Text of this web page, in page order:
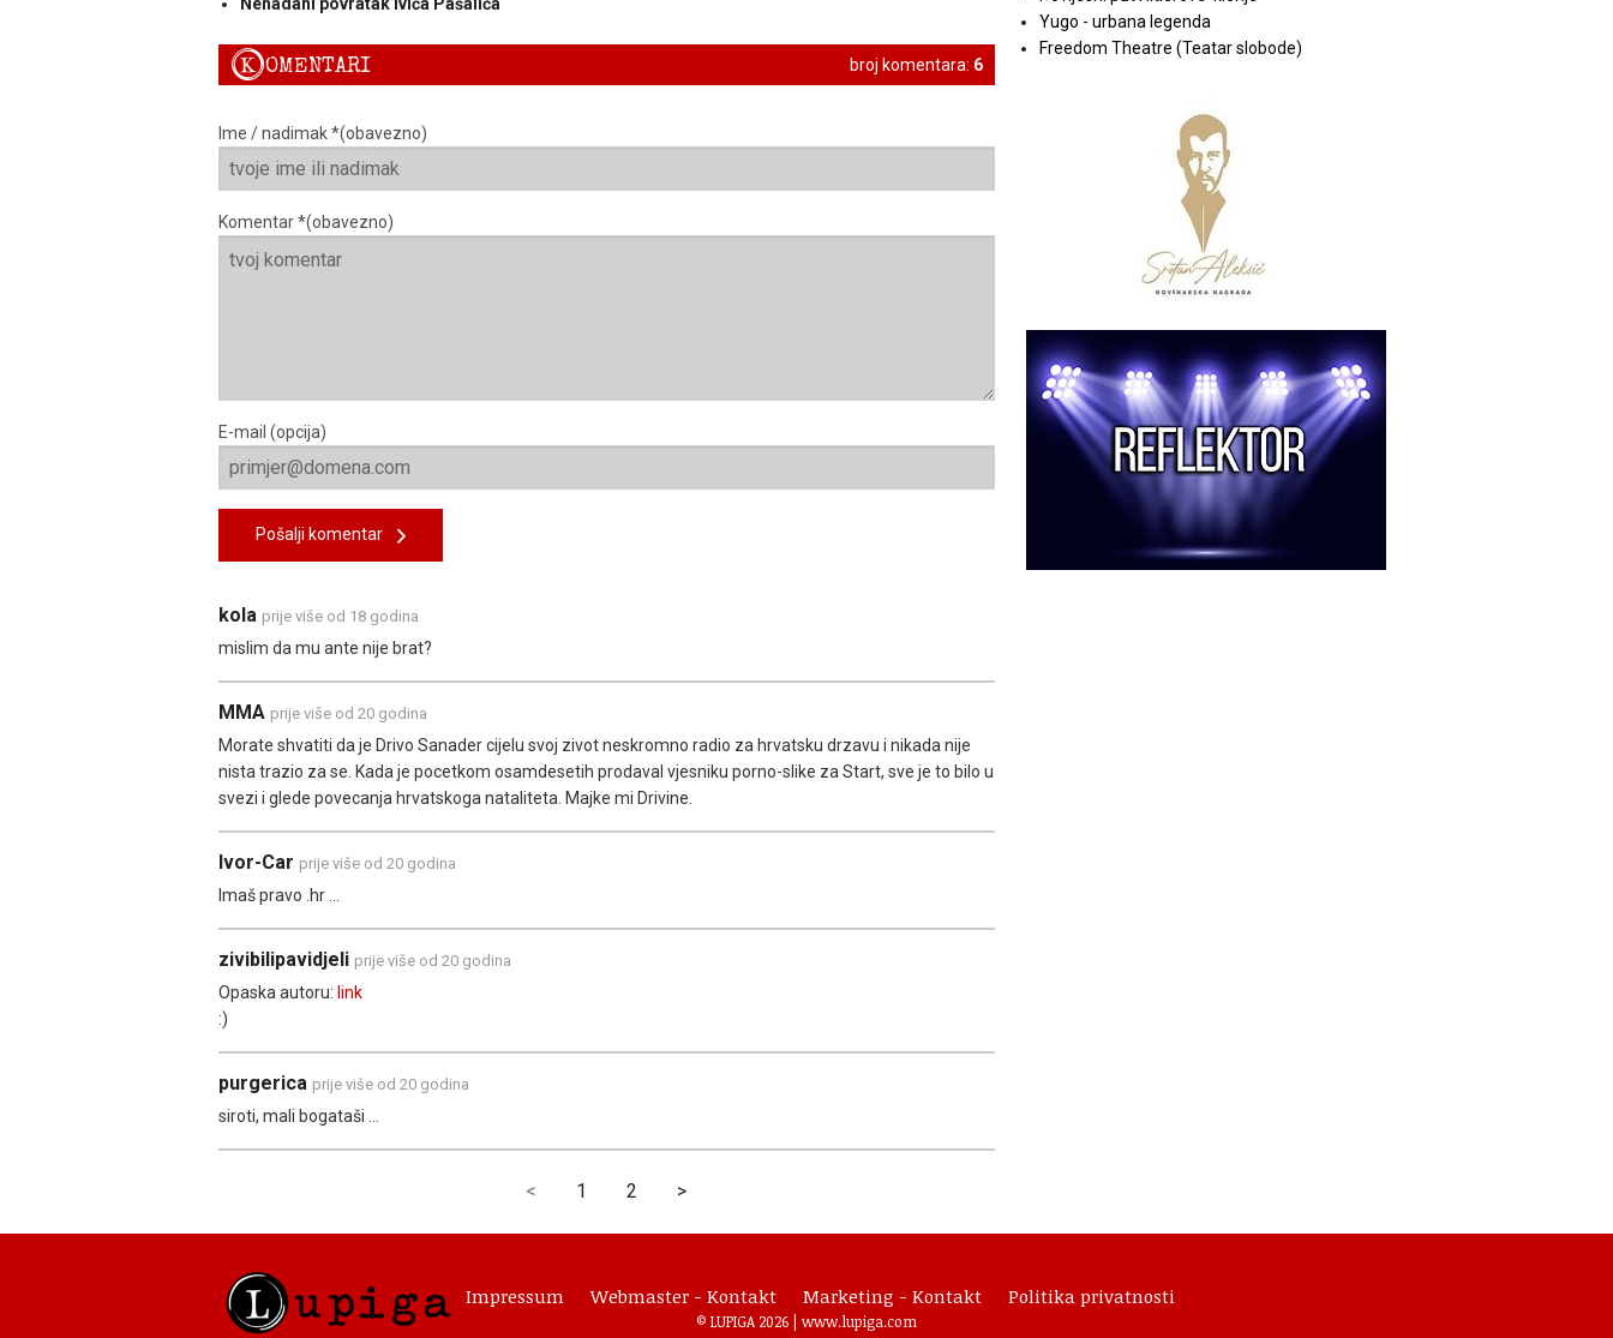
Nenadani povratak Ivića Pašalića
broj komentara: 6
KOMENTARI
Ime / nadimak *(obavezno)
Komentar *(obavezno)
E-mail (opcija)
Pošalji komentar
kola prije više od 18 godina
mislim da mu ante nije brat?
MMA prije više od 20 godina
Morate shvatiti da je Drivo Sanader cijelu svoj zivot neskromno radio za hrvatsku drzavu i nikada nije
nista trazio za se. Kada je pocetkom osamdesetih prodaval vjesniku porno-slike za Start, sve je to bilo u
svezi i glede povecanja hrvatskoga nataliteta. Majke mi Drivine.
Ivor-Car prije više od 20 godina
Imaš pravo .hr ...
zivibilipavidjeli prije više od 20 godina
Opaska autoru: link
:)
purgerica prije više od 20 godina
siroti, mali bogataši ...
< 1 2 >
Yugo - urbana legenda
Freedom Theatre (Teatar slobode)
Impressum Webmaster - Kontakt Marketing - Kontakt Politika privatnosti
© LUPIGA 2026 | www.lupiga.com